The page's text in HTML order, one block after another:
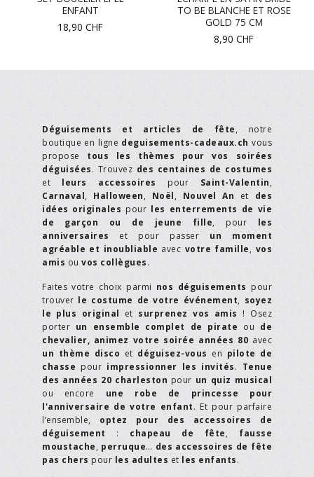
ENFANT
18,90 CHF
TO BE BLANCHE ET ROSE
GOLD 75 CM
8,90 CHF
Déguisements et articles de fête, notre
boutique en ligne deguisements-cadeaux.ch vous
propose tous les thèmes pour vos soirées
déguisées. Trouvez des centaines de costumes
et leurs accessoires pour Saint-Valentin,
Carnaval, Halloween, Noël, Nouvel An et des
idées originales pour les enterrements de vie
de garçon ou de jeune fille, pour les
anniversaires et pour passer un moment
agréable et inoubliable avec votre famille, vos
amis ou vos collègues.
Faites votre choix parmi nos déguisements pour
trouver le costume de votre événement, soyez
le plus original et surprenez vos amis ! Osez
porter un ensemble complet de pirate ou de
chevalier, animez votre soirée années 80 avec
un thème disco et déguisez-vous en pilote de
chasse pour impressionner les invités. Tenue
des années 20 charleston pour un quiz musical
ou encore une robe de princesse pour
l'anniversaire de votre enfant. Et pour parfaire
l’ensemble, optez pour des accessoires de
déguisement : chapeau de fête, fausse
moustache, perruque… des accessoires de fête
pas chers pour les adultes et les enfants.